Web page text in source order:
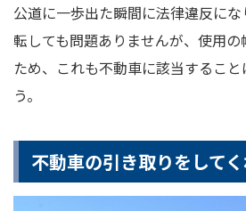
公道に一歩出た瞬間に法律違反に
転しても問題ありませんが、使用
ため、これも不動車に該当するこ
う。
不動車の引き取りをして